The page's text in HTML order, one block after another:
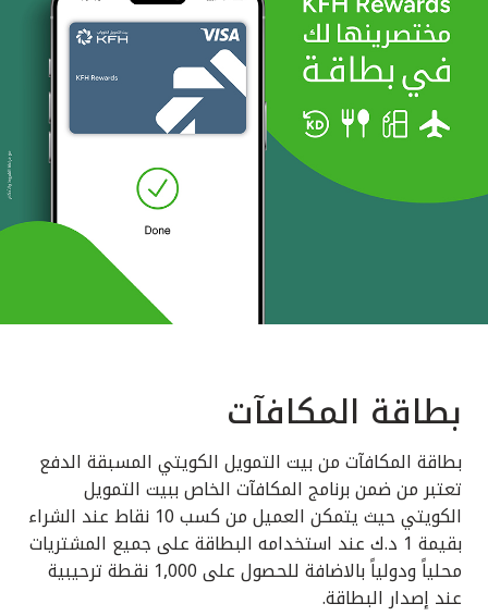
بطاقة المكافآت
بطاقة المكافآت من بيت التمويل الكويتي المسبقة الدفع
تعتبر من ضمن برنامج المكافآت الخاص ببيت التمويل
الكويتي حيث يتمكن العميل من كسب 10 نقاط عند الشراء
بقيمة 1 د.ك عند استخدامه البطاقة على جميع المشتريات
محلياً ودولياً بالاضافة للحصول على 1,000 نقطة ترحيبية
عند إصدار البطاقة.